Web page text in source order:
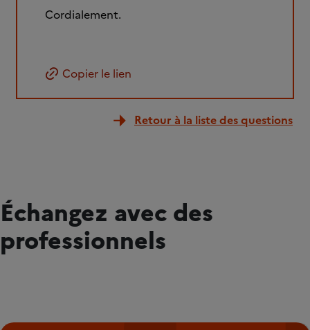
Cordialement.
Copier le lien
Retour à la liste des questions
Échangez avec des
professionnels